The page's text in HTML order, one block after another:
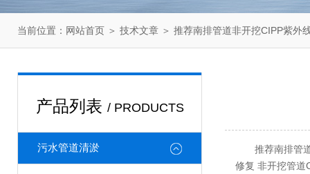
当前位置： 网站首页 ＞ 技术文章 ＞ 推荐南排管道非开挖CIPP紫外
产品列表 / PRODUCTS
污水管道清淤
推荐南排管
修复 非开挖管道